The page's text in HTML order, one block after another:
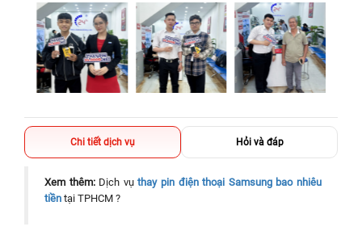
Chi tiết dịch vụ Hỏi và đáp
Xem thêm:Dịch vụthay pin điện thoại Samsung bao nhiêu
tiền tại TPHCM ?